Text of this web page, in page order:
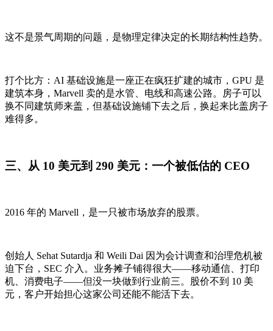
这不是景气周期的问题，是物理定律决定的长期结构性趋势。
打个比方：AI 基础设施是一座正在疯狂扩建的城市，GPU 是
建筑本身，Marvell 卖的是水管、电线和高速公路。房子可以
换不同建筑师来盖，但基础设施铺下去之后，换起来比盖房子
难得多。
三、从 10 美元到 290 美元：一个被低估的 CEO
2016 年的 Marvell，是一只被市场放弃的股票。
创始人 Sehat Sutardja 和 Weili Dai 因为会计调查和治理危机被
迫下台，SEC 介入。业务摊子铺得很大——移动通信、打印
机、消费电子——但没一块做到行业前三。股价不到 10 美
元，客户开始担心这家公司还能不能活下去。